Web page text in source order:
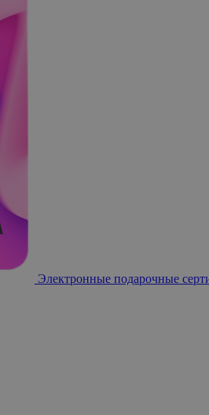
Электронные подарочные